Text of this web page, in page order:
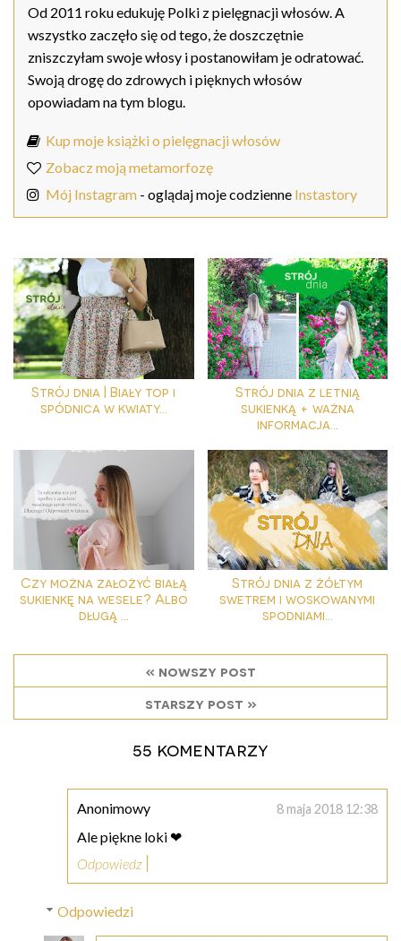
Od 2011 roku edukuję Polki z pielęgnacji włosów. A
wszystko zaczęło się od tego, że doszczętnie
zniszczyłam swoje włosy i postanowiłam je odratować.
Swoją drogę do zdrowych i pięknych włosów
opowiadam na tym blogu.
Kup moje książki o pielęgnacji włosów
Zobacz moją metamorfozę
Mój Instagram - oglądaj moje codzienne Instastory
Strój dnia | Biały top i
spódnica w kwiaty...
Strój dnia z letnią
sukienką + ważna
informacja...
Czy można założyć białą
sukienkę na wesele? Albo
długą ...
Strój dnia z żółtym
swetrem i woskowanymi
spodniami...
« nowszy post
starszy post »
55 komentarzy
Anonimowy 8 maja 2018 12:38
Ale piękne loki ❤
Odpowiedz
Odpowiedzi